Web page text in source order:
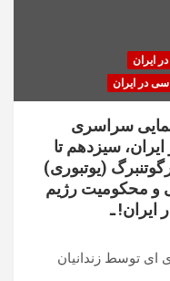
ایران
در ایران
سراسری
سیزدهم تا
میلادی، درگوتنبرگ (یوتبوری)
و محکومیت رژیم
ـ
ای توسط زندانیان